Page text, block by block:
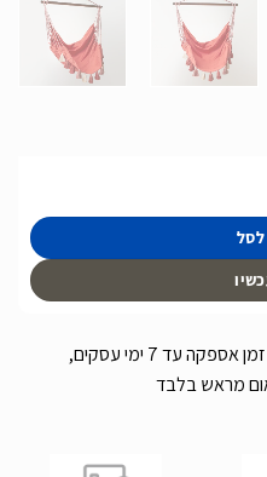
עלות משלוח שליח עד הבית 19 ש”ח, זמן אספקה עד 7 ימי עסקים,
מראש בלבד